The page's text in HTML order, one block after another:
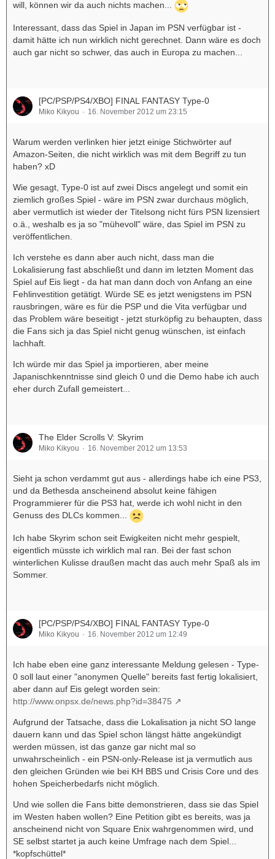
will, können wir da auch nichts machen...
Interessant, dass das Spiel in Japan im PSN verfügbar ist -
damit hätte ich nun wirklich nicht gerechnet. Dann wäre es doch
auch gar nicht so schwer, das auch in Europa zu machen...
[PC/PSP/PS4/XBO] FINAL FANTASY Type-0
Miko Kikyou 16. November 2012 um 23:15
Warum werden verlinken hier jetzt einige Stichwörter auf
Amazon-Seiten, die nicht wirklich was mit dem Begriff zu tun
haben? xD
Wie gesagt, Type-0 ist auf zwei Discs angelegt und somit ein
ziemlich großes Spiel - wäre im PSN zwar durchaus möglich,
aber vermutlich ist wieder der Titelsong nicht fürs PSN lizensiert
o.ä., weshalb es ja so "mühevoll" wäre, das Spiel im PSN zu
veröffentlichen.
Ich verstehe es dann aber auch nicht, dass man die
Lokalisierung fast abschließt und dann im letzten Moment das
Spiel auf Eis liegt - da hat man dann doch von Anfang an eine
Fehlinvestition getätigt. Würde SE es jetzt wenigstens im PSN
rausbringen, wäre es für die PSP und die Vita verfügbar und
das Problem wäre beseitigt - jetzt sturköpfig zu behaupten, dass
die Fans sich ja das Spiel nicht genug wünschen, ist einfach
lachhaft.
Ich würde mir das Spiel ja importieren, aber meine
Japanischkenntnisse sind gleich 0 und die Demo habe ich auch
eher durch Zufall gemeistert...
The Elder Scrolls V: Skyrim
Miko Kikyou 16. November 2012 um 13:53
Sieht ja schon verdammt gut aus - allerdings habe ich eine PS3,
und da Bethesda anscheinend absolut keine fähigen
Programmierer für die PS3 hat, werde ich wohl nicht in den
Genuss des DLCs kommen...
Ich habe Skyrim schon seit Ewigkeiten nicht mehr gespielt,
eigentlich müsste ich wirklich mal ran. Bei der fast schon
winterlichen Kulisse draußen macht das auch mehr Spaß als im
Sommer.
[PC/PSP/PS4/XBO] FINAL FANTASY Type-0
Miko Kikyou 16. November 2012 um 12:49
Ich habe eben eine ganz interessante Meldung gelesen - Type-
0 soll laut einer "anonymen Quelle" bereits fast fertig lokalisiert,
aber dann auf Eis gelegt worden sein:
http://www.onpsx.de/news.php?id=38475
Aufgrund der Tatsache, dass die Lokalisation ja nicht SO lange
dauern kann und das Spiel schon längst hätte angekündigt
werden müssen, ist das ganze gar nicht mal so
unwahrscheinlich - ein PSN-only-Release ist ja vermutlich aus
den gleichen Gründen wie bei KH BBS und Crisis Core und des
hohen Speicherbedarfs nicht möglich.
Und wie sollen die Fans bitte demonstrieren, dass sie das Spiel
im Westen haben wollen? Eine Petition gibt es bereits, was ja
anscheinend nicht von Square Enix wahrgenommen wird, und
SE selbst startet ja auch keine Umfrage nach dem Spiel...
*kopfschüttel*